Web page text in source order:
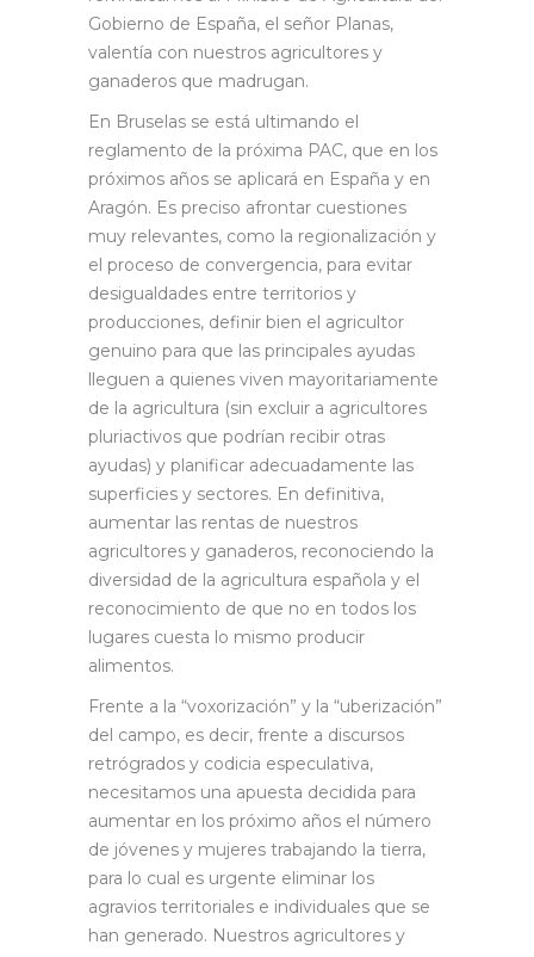
Gobierno de España, el señor Planas,
valentía con nuestros agricultores y
ganaderos que madrugan.
En Bruselas se está ultimando el
reglamento de la próxima PAC, que en los
próximos años se aplicará en España y en
Aragón. Es preciso afrontar cuestiones
muy relevantes, como la regionalización y
el proceso de convergencia, para evitar
desigualdades entre territorios y
producciones, definir bien el agricultor
genuino para que las principales ayudas
lleguen a quienes viven mayoritariamente
de la agricultura (sin excluir a agricultores
pluriactivos que podrían recibir otras
ayudas) y planificar adecuadamente las
superficies y sectores. En definitiva,
aumentar las rentas de nuestros
agricultores y ganaderos, reconociendo la
diversidad de la agricultura española y el
reconocimiento de que no en todos los
lugares cuesta lo mismo producir
alimentos.
Frente a la “voxorización” y la “uberización”
del campo, es decir, frente a discursos
retrógrados y codicia especulativa,
necesitamos una apuesta decidida para
aumentar en los próximo años el número
de jóvenes y mujeres trabajando la tierra,
para lo cual es urgente eliminar los
agravios territoriales e individuales que se
han generado. Nuestros agricultores y